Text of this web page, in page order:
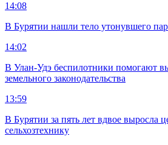
14:08
В Бурятии нашли тело утонувшего
14:02
В Улан-Удэ беспилотники помогают
земельного законодательства
13:59
В Бурятии за пять лет вдвое выросла
сельхозтехнику